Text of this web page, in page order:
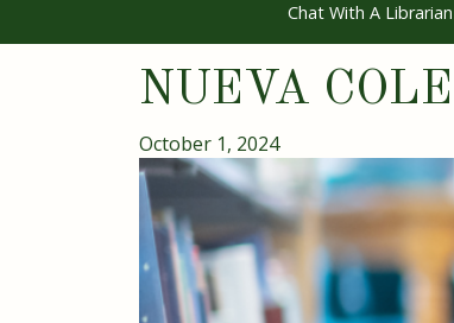
Chat With A Librarian
NUEVA
October 1, 2024